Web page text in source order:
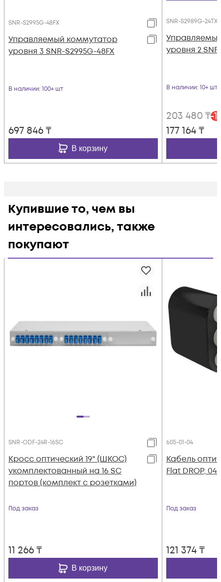
SNR-S2995G-48FX
Управляемый коммутатор
уровня 3 SNR-S2995G-48FX
В наличии: 100+ шт
697 846₸
В корзину
SNR-S2989G-24TX
уровня 2
В наличии: 10+ шт
203 480₸-
177 164₸
Купившие то, чем вы
интересовались, также
покупают
SNR-ODF-24R-16SC
Кросс оптический 19" (ШКОС)
укомплектованный на 16 SC
портов (комплект с розетками)
Под заказ
11 266₸
В корзину
605-01-04
Кабель
Flat DROP,
Под заказ
121 374₸